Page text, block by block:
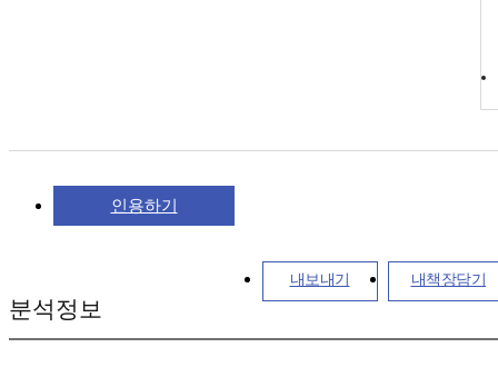
인용하기
내보내기 내책장담기
분석정보